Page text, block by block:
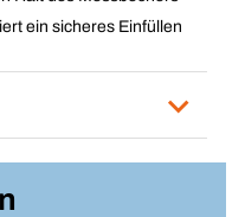
ein sicheres Einfüllen